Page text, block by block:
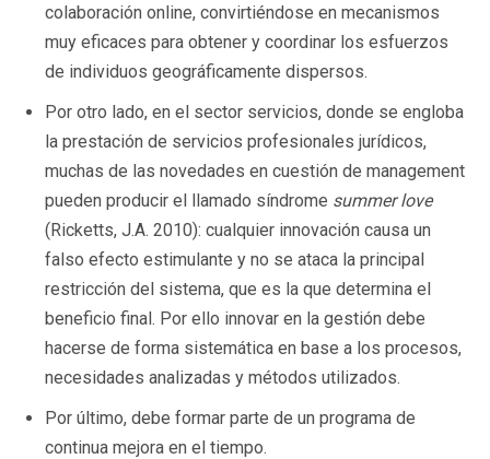
colaboración online, convirtiéndose en mecanismos
muy eficaces para obtener y coordinar los esfuerzos
de individuos geográficamente dispersos.
Por otro lado, en el sector servicios, donde se engloba
la prestación de servicios profesionales jurídicos,
muchas de las novedades en cuestión de management
pueden producir el llamado síndrome summer love
(Ricketts, J.A. 2010): cualquier innovación causa un
falso efecto estimulante y no se ataca la principal
restricción del sistema, que es la que determina el
beneficio final. Por ello innovar en la gestión debe
hacerse de forma sistemática en base a los procesos,
necesidades analizadas y métodos utilizados.
Por último, debe formar parte de un programa de
continua mejora en el tiempo.